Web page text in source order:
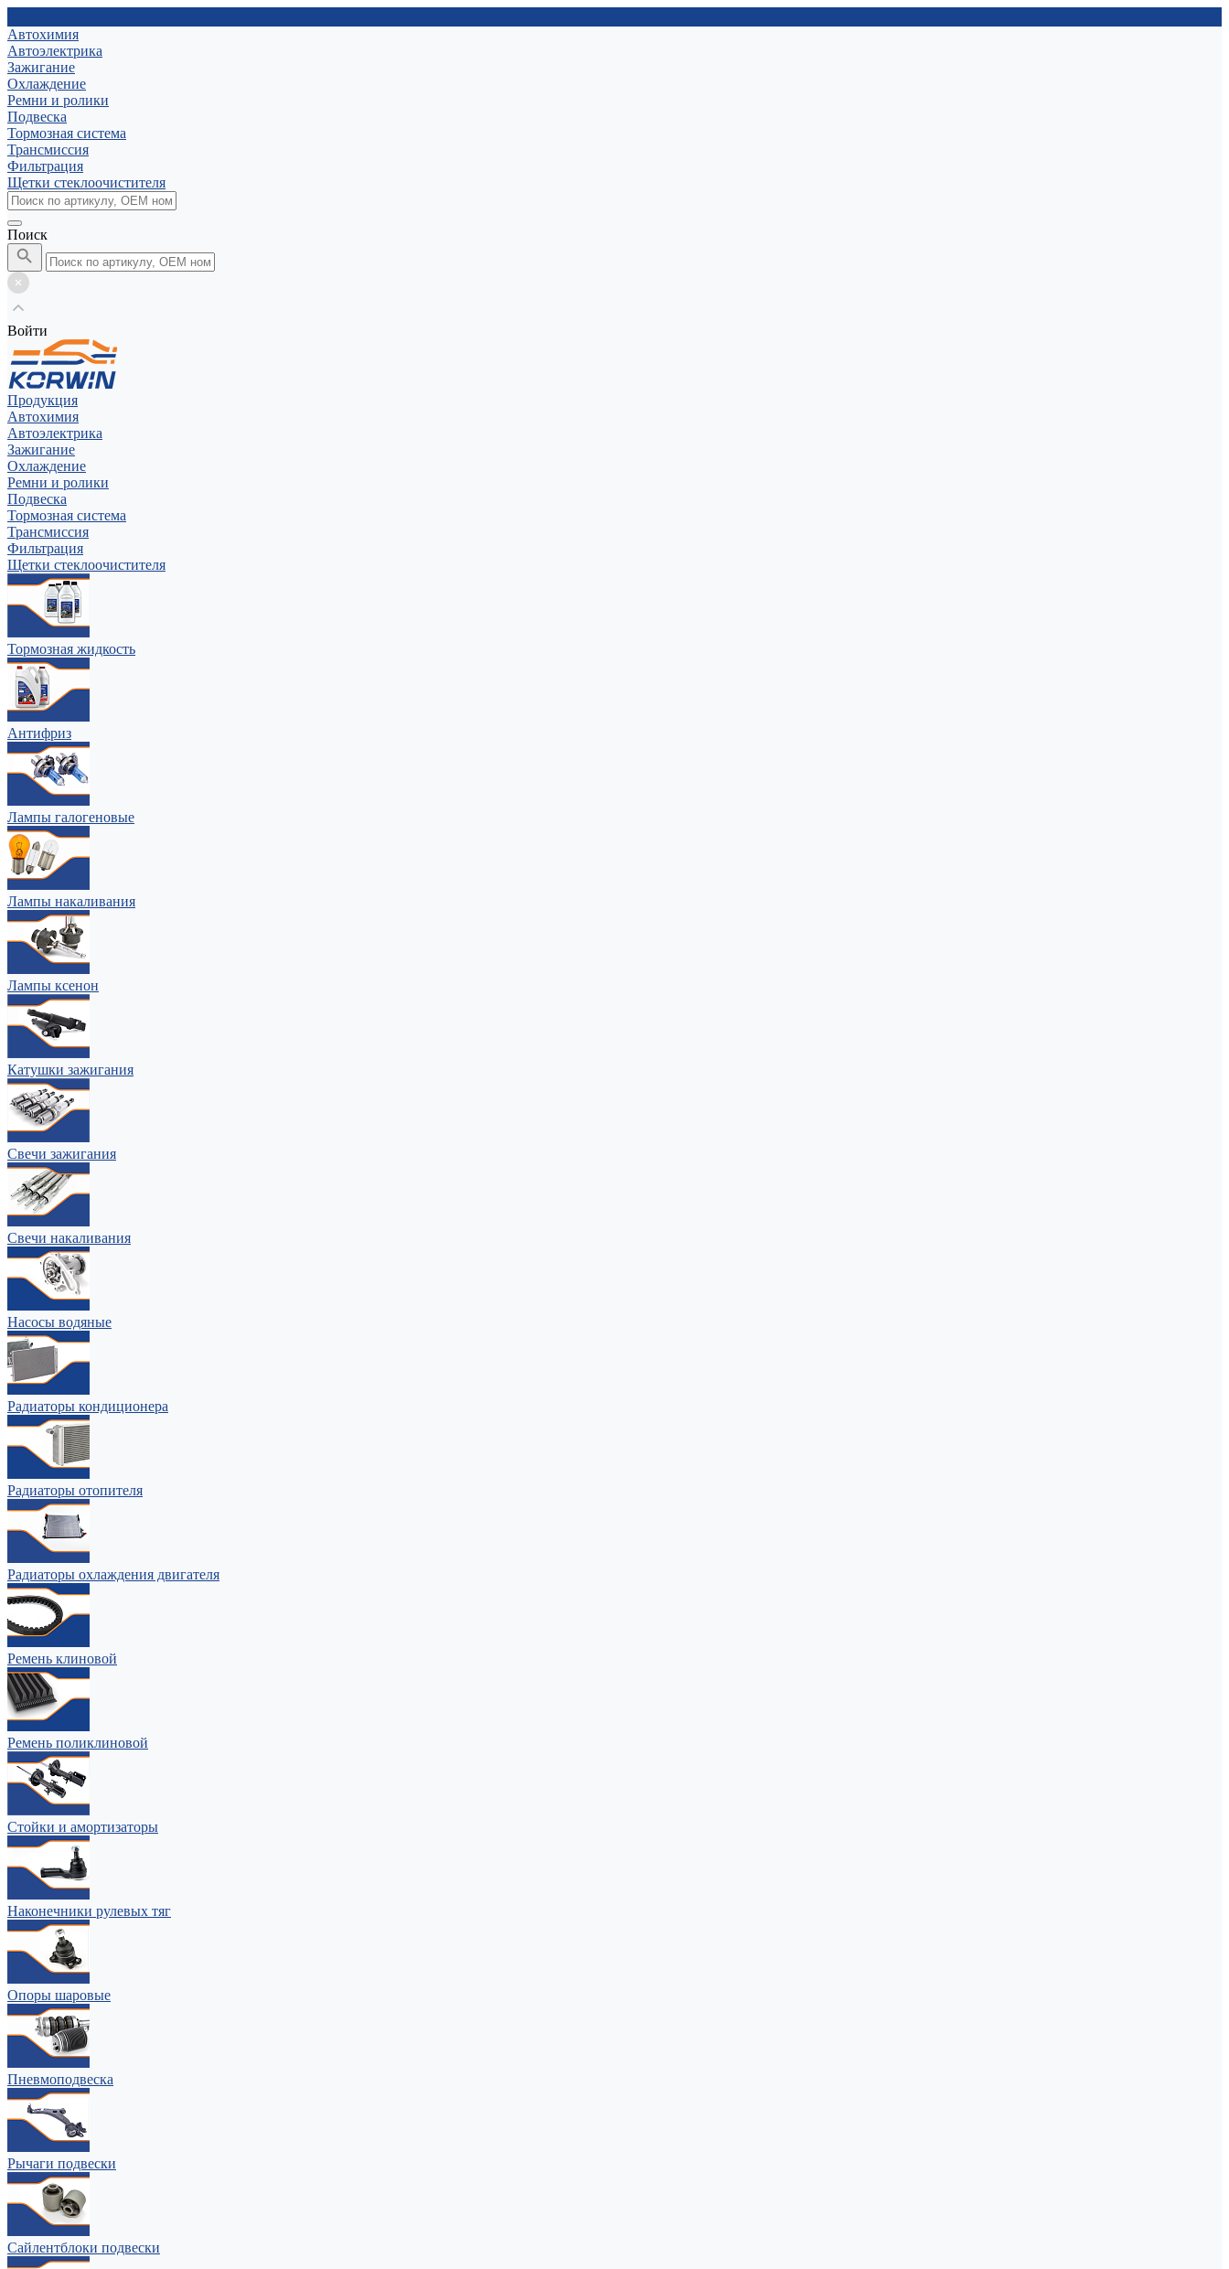
Автохимия
Автоэлектрика
Зажигание
Охлаждение
Ремни и ролики
Подвеска
Тормозная система
Трансмиссия
Фильтрация
Щетки стеклоочистителя
Поиск
Войти
Продукция
Автохимия
Автоэлектрика
Зажигание
Охлаждение
Ремни и ролики
Подвеска
Тормозная система
Трансмиссия
Фильтрация
Щетки стеклоочистителя
Тормозная жидкость
Антифриз
Лампы галогеновые
Лампы накаливания
Лампы ксенон
Катушки зажигания
Свечи зажигания
Свечи накаливания
Насосы водяные
Радиаторы кондиционера
Радиаторы отопителя
Радиаторы охлаждения двигателя
Ремень клиновой
Ремень поликлиновой
Стойки и амортизаторы
Наконечники рулевых тяг
Опоры шаровые
Пневмоподвеска
Рычаги подвески
Сайлентблоки подвески